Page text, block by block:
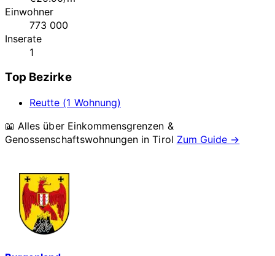
Einwohner
773 000
Inserate
1
Top Bezirke
Reutte (1 Wohnung)
📖 Alles über Einkommensgrenzen &
Genossenschaftswohnungen inTirol Zum Guide →